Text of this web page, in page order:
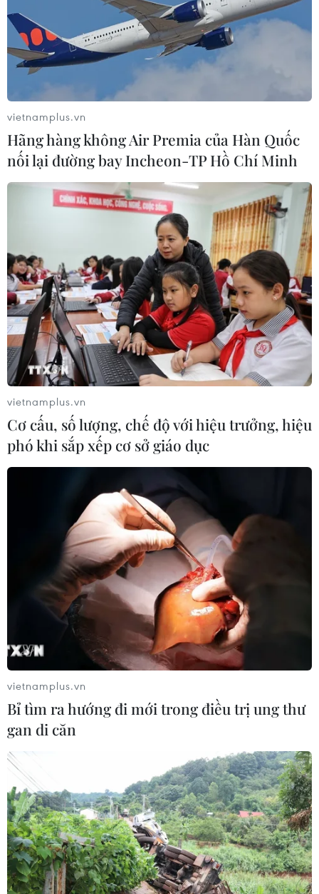
TIN CÙNG CHUYÊN MỤC
Thủ tướng Thái Lan chỉ đạo khẩn sau
vụ xả súng tại trường học
07/08/2026 06:37
Thái Lan: Xả súng gây thương vong
tại trường học ở Nonthaburi
07/08/2026 05:12
Nghệ nhân Đặng Văn Hậu
thổi sức sống mới cho nghệ thuật tò
he truyền thống
07/08/2026 03:19
vietnamplus.vn
Hãng hàng không Air Premia của Hàn Quốc
nối lại đường bay Incheon-TP Hồ Chí Minh
vietnamplus.vn
Cơ cấu, số lượng, chế độ với hiệu trưởng, hiệu
phó khi sắp xếp cơ sở giáo dục
vietnamplus.vn
Bỉ tìm ra hướng đi mới trong điều trị ung thư
gan di căn